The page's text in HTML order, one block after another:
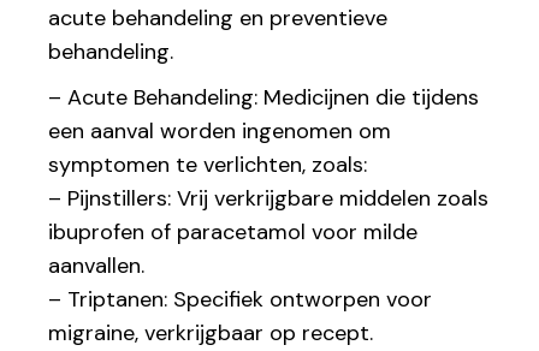
acute behandeling en preventieve
behandeling.
– Acute Behandeling: Medicijnen die tijdens
een aanval worden ingenomen om
symptomen te verlichten, zoals:
– Pijnstillers: Vrij verkrijgbare middelen zoals
ibuprofen of paracetamol voor milde
aanvallen.
– Triptanen: Specifiek ontworpen voor
migraine, verkrijgbaar op recept.